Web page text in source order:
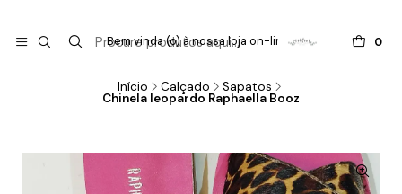
0
Bem vinda (o) à nossa loja on-line !
Início Calçado Sapatos
Chinela leopardo Raphaella Booz